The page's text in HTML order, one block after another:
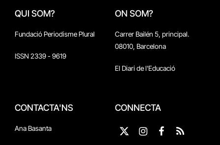
QUI SOM?
Fundació Periodisme Plural
ISSN 2339 - 9619
ON SOM?
Carrer Bailén 5, principal.
08010, Barcelona
El Diari de l'Educació
CONTACTA'NS
Ana Basanta
CONNECTA
X
Instagram
Facebook
RSS